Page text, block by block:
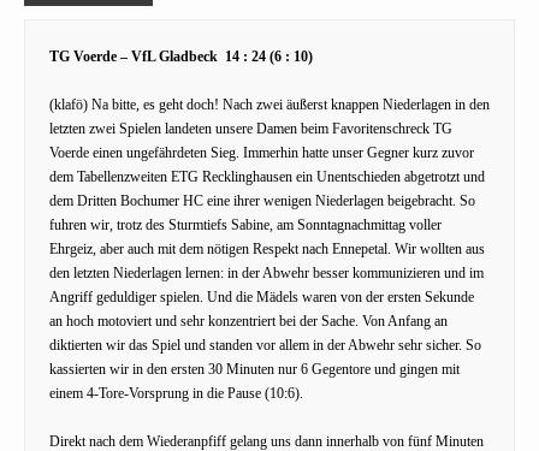
TG Voerde – VfL Gladbeck 14 : 24 (6 : 10)
(klafö) Na bitte, es geht doch! Nach zwei äußerst knappen Niederlagen in den
letzten zwei Spielen landeten unsere Damen beim Favoritenschreck TG
Voerde einen ungefährdeten Sieg. Immerhin hatte unser Gegner kurz zuvor
dem Tabellenzweiten ETG Recklinghausen ein Unentschieden abgetrotzt und
dem Dritten Bochumer HC eine ihrer wenigen Niederlagen beigebracht. So
fuhren wir, trotz des Sturmtiefs Sabine, am Sonntagnachmittag voller
Ehrgeiz, aber auch mit dem nötigen Respekt nach Ennepetal. Wir wollten aus
den letzten Niederlagen lernen: in der Abwehr besser kommunizieren und im
Angriff geduldiger spielen. Und die Mädels waren von der ersten Sekunde
an hoch motoviert und sehr konzentriert bei der Sache. Von Anfang an
diktierten wir das Spiel und standen vor allem in der Abwehr sehr sicher. So
kassierten wir in den ersten 30 Minuten nur 6 Gegentore und gingen mit
einem 4-Tore-Vorsprung in die Pause (10:6).
Direkt nach dem Wiederanpfiff gelang uns dann innerhalb von fünf Minuten